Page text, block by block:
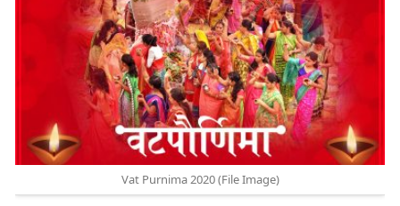
Vat Purnima 2020 (File Image)